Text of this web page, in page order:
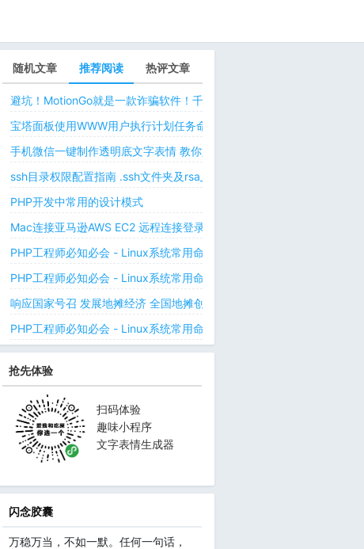
随机文章 推荐阅读 热评文章
避坑！MotionGo就是一款诈骗软件！千万不要用ChatPPT，浪费时间！
宝塔面板使用WWW用户执行计划任务命令 解决laravel日志权限问题 宝
手机微信一键制作透明底文字表情 教你如何让微信表情包背景为透明
ssh目录权限配置指南 .ssh文件夹及rsa_id.pub等文件正确权限规则
PHP开发中常用的设计模式
Mac连接亚马逊AWS EC2 远程连接登录不上去 有pem私钥文件依然要
PHP工程师必知必会 - Linux系统常用命令 - Linux中的网络管理命令（
PHP工程师必知必会 - Linux系统常用命令 - Linux中的网络管理命令（
响应国家号召 发展地摊经济 全国地摊创业经验微信交流群
PHP工程师必知必会 - Linux系统常用命令 - Linux 用户和用户组管理
抢先体验
扫码体验
趣味小程序
文字表情生成器
闪念胶囊
万稳万当，不如一默。任何一句话，